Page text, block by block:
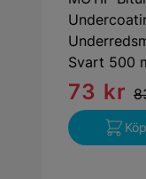
Svart 500
73 kr
Köp